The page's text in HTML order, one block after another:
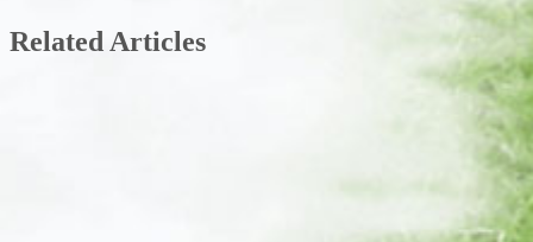
Related Articles